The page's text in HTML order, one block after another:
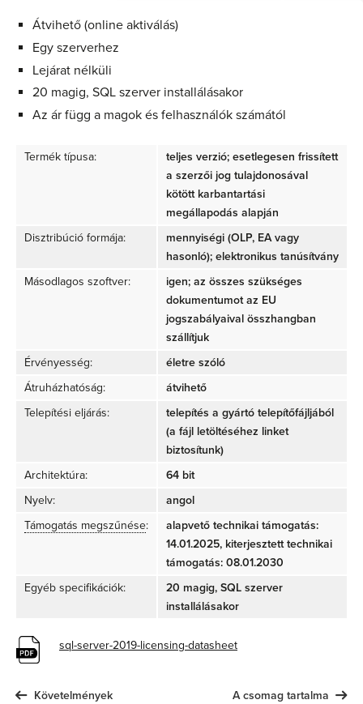
Átvihető (online aktiválás)
Egy szerverhez
Lejárat nélküli
20 magig, SQL szerver installálásakor
Az ár függ a magok és felhasználók számától
Termék típusa:
teljes verzió; esetlegesen frissített
a szerzői jog tulajdonosával
kötött karbantartási
megállapodás alapján
Disztribúció formája:
mennyiségi (OLP, EA vagy
hasonló); elektronikus tanúsítvány
Másodlagos szoftver:
igen; az összes szükséges
dokumentumot az EU
jogszabályaival összhangban
szállítjuk
Érvényesség:
életre szóló
Átruházhatóság:
átvihető
Telepítési eljárás:
telepítés a gyártó telepítőfájljából
(a fájl letöltéséhez linket
biztosítunk)
Architektúra:
64 bit
Nyelv:
angol
Támogatás megszűnése:
alapvető technikai támogatás:
14.01.2025, kiterjesztett technikai
támogatás: 08.01.2030
Egyéb specifikációk:
20 magig, SQL szerver
installálásakor
sql-server-2019-licensing-datasheet
Követelmények A csomag tartalma